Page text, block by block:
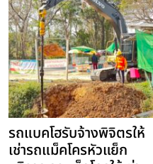
รถแบคโฮรับจ้างพิจิตรให้
เช่ารถแม็คโครหัวแย็ก